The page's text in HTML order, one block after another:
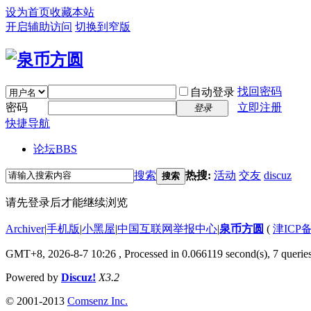
设为首页收藏本站
开启辅助访问 切换到窄版
自动登录 找回密码
密码
登录
立即注册
快捷导航
论坛BBS
搜索 搜索 热搜: 活动 交友 discuz
请先登录后才能继续浏览
Archiver|手机版|小黑屋|中国互联网举报中心|泉币方圆 ( 津ICP
GMT+8, 2026-8-7 10:26 , Processed in 0.066119 second(s), 7
Powered by Discuz! X3.2
© 2001-2013 Comsenz Inc.